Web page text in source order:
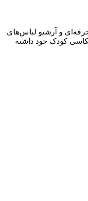
حرفه‌ای و آرشیو لباس‌های
عکاسی کودک خود داشته